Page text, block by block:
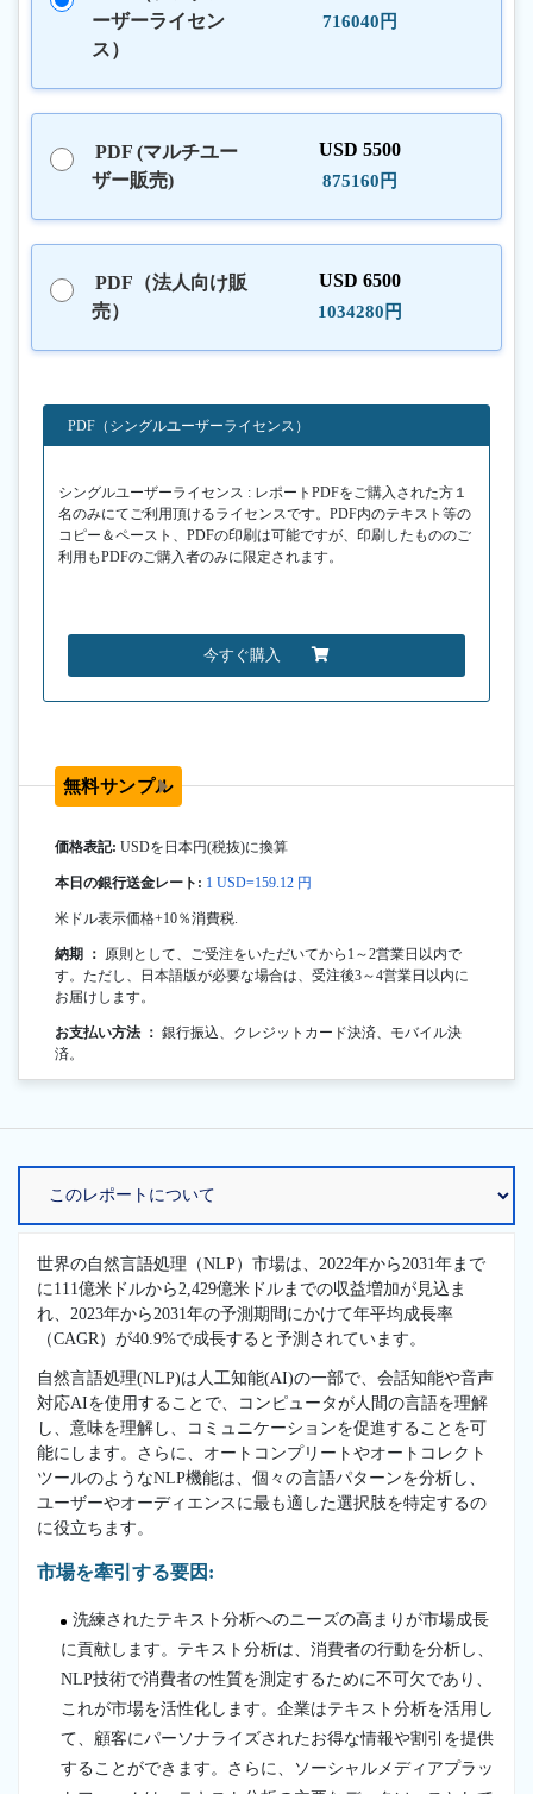
ーザーライセン
ス）
716040円
PDF (マルチユー
ザー販売)
USD 5500
875160円
PDF（法人向け販
売）
USD 6500
1034280円
PDF（シングルユーザーライセンス）
シングルユーザーライセンス : レポートPDFをご購入された方１
名のみにてご利用頂けるライセンスです。PDF内のテキスト等の
コピー＆ペースト、PDFの印刷は可能ですが、印刷したもののご
利用もPDFのご購入者のみに限定されます。
今すぐ購入
無料サンプル
価格表記: USDを日本円(税抜)に換算
本日の銀行送金レート: 1 USD=159.12 円
米ドル表示価格+10％消費税.
納期 ： 原則として、ご受注をいただいてから1～2営業日以内で
す。ただし、日本語版が必要な場合は、受注後3～4営業日以内に
お届けします。
お支払い方法 ： 銀行振込、クレジットカード決済、モバイル決
済。
世界の自然言語処理（NLP）市場は、2022年から2031年まで
に111億米ドルから2,429億米ドルまでの収益増加が見込ま
れ、2023年から2031年の予測期間にかけて年平均成長率
（CAGR）が40.9%で成長すると予測されています。
自然言語処理(NLP)は人工知能(AI)の一部で、会話知能や音声
対応AIを使用することで、コンピュータが人間の言語を理解
し、意味を理解し、コミュニケーションを促進することを可
能にします。さらに、オートコンプリートやオートコレクト
ツールのようなNLP機能は、個々の言語パターンを分析し、
ユーザーやオーディエンスに最も適した選択肢を特定するの
に役立ちます。
市場を牽引する要因:
洗練されたテキスト分析へのニーズの高まりが市場成長
に貢献します。テキスト分析は、消費者の行動を分析し、
NLP技術で消費者の性質を測定するために不可欠であり、
これが市場を活性化します。企業はテキスト分析を活用し
て、顧客にパーソナライズされたお得な情報や割引を提供
することができます。さらに、ソーシャルメディアプラッ